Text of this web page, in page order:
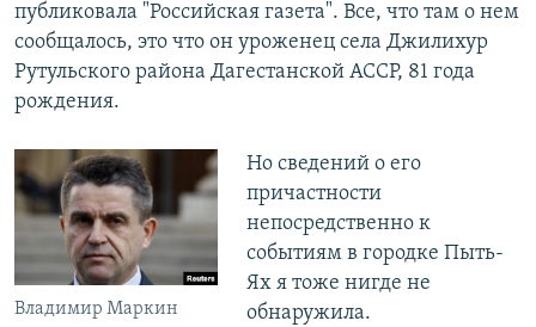
публиковала "Российская газета". Все, что там о нем
сообщалось, это что он уроженец села Джилихур
Рутульского района Дагестанской АССР, 81 года
рождения.
Владимир Маркин
Но сведений о его
причастности
непосредственно к
событиям в городке Пыть-
Ях я тоже нигде не
обнаружила.